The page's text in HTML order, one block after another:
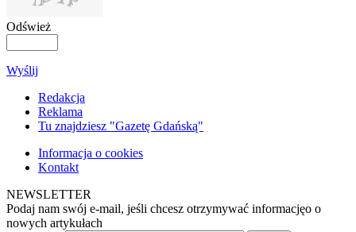
Odśwież
Wyślij
Redakcja
Reklama
Tu znajdziesz "Gazetę Gdańską"
Informacja o cookies
Kontakt
NEWSLETTER
Podaj nam swój e-mail, jeśli chcesz otrzymywać informacjęo o
nowych artykułach